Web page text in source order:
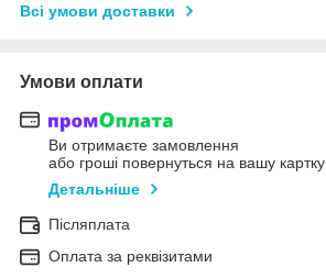
Всі умови доставки
Умови оплати
Ви отримаєте замовлення
або гроші повернуться на вашу картку
Детальніше
Післяплата
Оплата за реквізитами